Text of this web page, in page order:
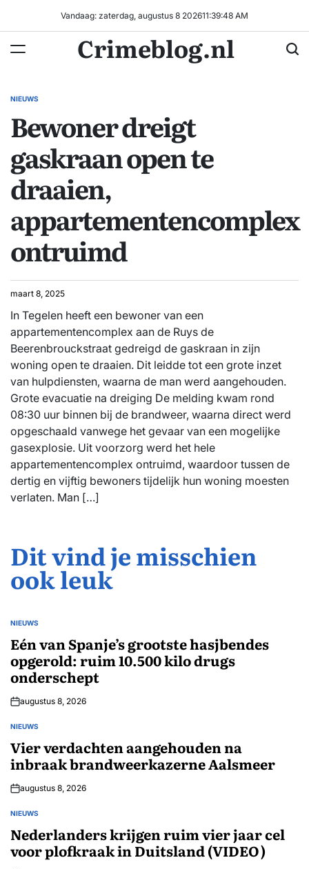
inhoud
Vandaag: zaterdag, augustus 8 202611:39:49 AM
Crimeblog.nl
GEPLAATST
NIEUWS
Bewoner dreigt
gaskraan open te
draaien,
appartementencomplex
ontruimd
maart 8, 2025
In Tegelen heeft een bewoner van een
appartementencomplex aan de Ruys de
Beerenbrouckstraat gedreigd de gaskraan in zijn
woning open te draaien. Dit leidde tot een grote inzet
van hulpdiensten, waarna de man werd aangehouden.
Grote evacuatie na dreiging De melding kwam rond
08:30 uur binnen bij de brandweer, waarna direct werd
opgeschaald vanwege het gevaar van een mogelijke
gasexplosie. Uit voorzorg werd het hele
appartementencomplex ontruimd, waardoor tussen de
dertig en vijftig bewoners tijdelijk hun woning moesten
verlaten. Man […]
Dit vind je misschien
ook leuk
GEPLAATST
NIEUWS
Eén van Spanje’s grootste hasjbendes
opgerold: ruim 10.500 kilo drugs
onderschept
augustus 8, 2026
GEPLAATST
NIEUWS
Vier verdachten aangehouden na
inbraak brandweerkazerne Aalsmeer
augustus 8, 2026
GEPLAATST
NIEUWS
Nederlanders krijgen ruim vier jaar cel
voor plofkraak in Duitsland (VIDEO)